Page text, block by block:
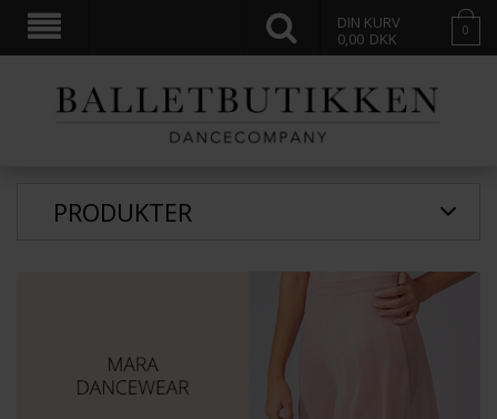
DIN KURV
0,00 DKK 0
PRODUKTER